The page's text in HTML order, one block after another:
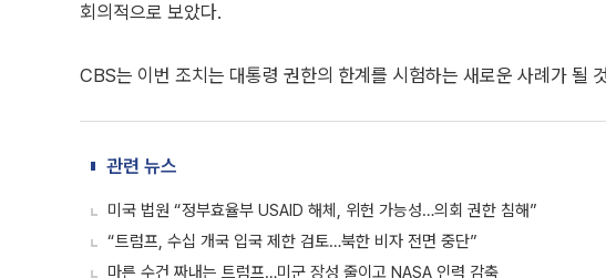
회의적으로 보았다.
CBS는 이번 조치는 대통령 권한의 한계를 시험하는 새로운 사례가 될
관련 뉴스
미국 법원 “정부효율부 USAID 해체, 위헌 가능성…의회 권한 침해”
“트럼프, 수십 개국 입국 제한 검토…북한 비자 전면 중단”
마른 수건 짜내는 트럼프…미군 장성 줄이고 NASA 인력 감축